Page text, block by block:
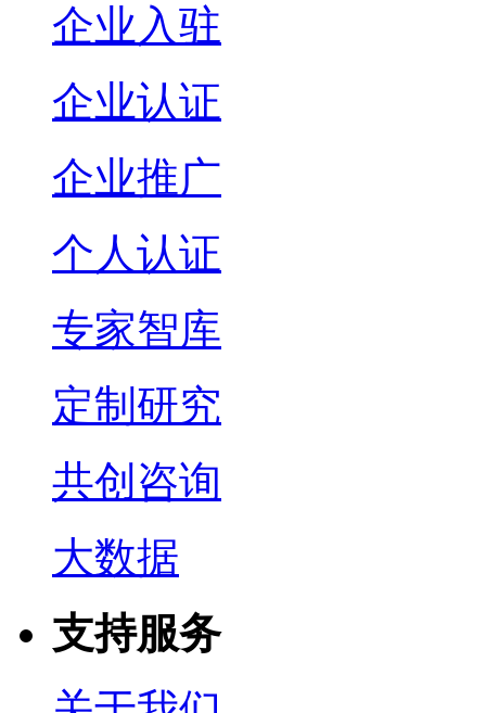
企业入驻
企业认证
企业推广
个人认证
专家智库
定制研究
共创咨询
大数据
支持服务